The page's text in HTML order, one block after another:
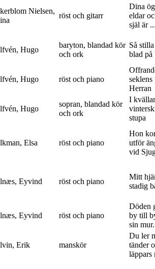
Nielsen,
röst och gitarr
Dina
eldar
själ är
Hugo
baryton, blandad kör
och ork
Så
blad på
Hugo röst och piano
Herran
Hugo
sopran, blandad kör
och ork
I
stupa
Elsa röst och piano
Hon
utför
vid
Eyvind röst och piano
Mitt
stadig
Eyvind röst och piano
Döden
by till
sin
Erik manskör
Du ler
tänder
läppars